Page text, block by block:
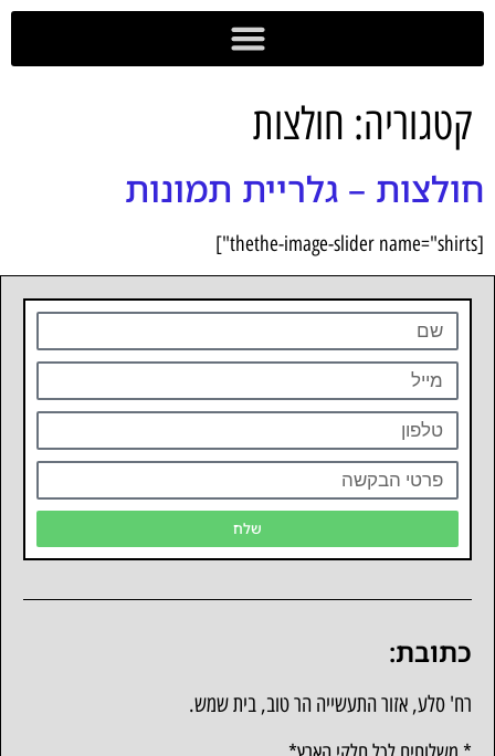
לתוכן
קטגוריה: חולצות
חולצות – גלריית תמונות
[thethe-image-slider name="shirts"]
שלח
כתובת:
רח' סלע, אזור התעשייה הר טוב, בית שמש.